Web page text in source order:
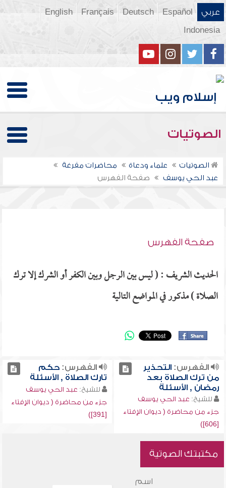
عربي Español
Deutsch
Français
English
Indonesia
الصوتيات
الصوتيات علماء ودعاة
محاضرات مفرغة
عبد الحي يوسف
صفحة الفهرس
صفحة الفهرس
الحديث الشريف : ( ليس بين الرجل وبين الكفر أو الشرك إلا ترك
الصلاة ) مذكور في المواضع التالية
الفهرس:التحذير
من ترك الصلاة بعد
رمضان , الأسئلة
للشيخ: عبد الحي يوسف
جزء من محاضرة ( ديوان الإفتاء
[606])
الفهرس:حكم
تارك الصلاة , الأسئلة
للشيخ: عبد الحي يوسف
جزء من محاضرة ( ديوان الإفتاء
[391])
مكتبتك الصوتية
اسم